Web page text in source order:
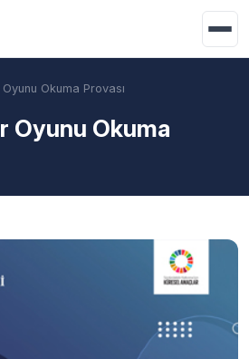
Okuma Provası
Oyunu Okuma